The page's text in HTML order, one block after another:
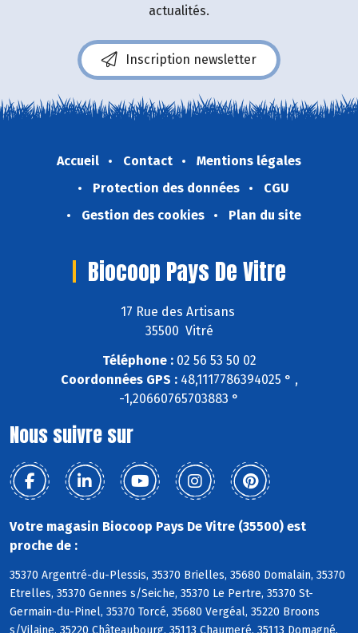
actualités.
Inscription newsletter
Accueil Contact
Mentions légales
Protection des données
CGU
Gestion des cookies
Plan du site
Biocoop Pays De Vitre
17 Rue des Artisans
35500 Vitré
Téléphone :02 56 53 50 02
Coordonnées GPS :48,1117786394025 ° ,
-1,20660765703883 °
Nous suivre sur
Votre magasin Biocoop Pays De Vitre (35500) est
proche de :
35370 Argentré-du-Plessis, 35370 Brielles, 35680 Domalain, 35370
Etrelles, 35370 Gennes s/Seiche, 35370 Le Pertre, 35370 St-
Germain-du-Pinel, 35370 Torcé, 35680 Vergéal, 35220 Broons
s/Vilaine, 35220 Châteaubourg, 35113 Chaumeré, 35113 Domagné,